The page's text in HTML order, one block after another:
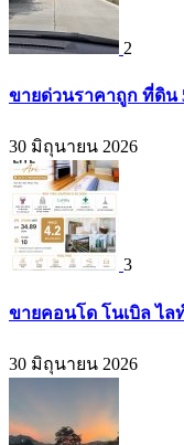
2
ขายด่วนราคาถูก ที่ดิน
30 มิถุนายน 2026
3
ขายคอนโด โนเบิล ไล
30 มิถุนายน 2026